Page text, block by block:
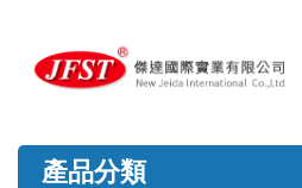
產品分類